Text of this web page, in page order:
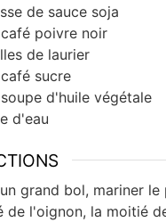
de sauce soja
poivre noir
de laurier
sucre
d'huile végétale
d'eau
grand bol, mariner
de l'oignon, la moitié